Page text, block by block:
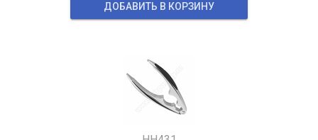
ДОБАВИТЬ В КОРЗИНУ